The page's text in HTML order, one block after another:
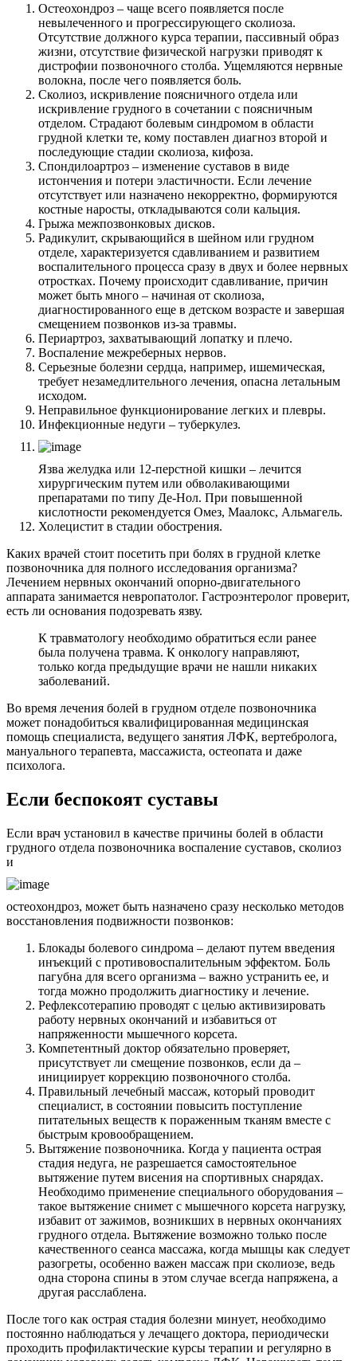
Остеохондроз – чаще всего появляется после
невылеченного и прогрессирующего сколиоза.
Отсутствие должного курса терапии, пассивный образ
жизни, отсутствие физической нагрузки приводят к
дистрофии позвоночного столба. Ущемляются нервные
волокна, после чего появляется боль.
Сколиоз, искривление поясничного отдела или
искривление грудного в сочетании с поясничным
отделом. Страдают болевым синдромом в области
грудной клетки те, кому поставлен диагноз второй и
последующие стадии сколиоза, кифоза.
Спондилоартроз – изменение суставов в виде
истончения и потери эластичности. Если лечение
отсутствует или назначено некорректно, формируются
костные наросты, откладываются соли кальция.
Грыжа межпозвонковых дисков.
Радикулит, скрывающийся в шейном или грудном
отделе, характеризуется сдавливанием и развитием
воспалительного процесса сразу в двух и более нервных
отростках. Почему происходит сдавливание, причин
может быть много – начиная от сколиоза,
диагностированного еще в детском возрасте и завершая
смещением позвонков из-за травмы.
Периартроз, захватывающий лопатку и плечо.
Воспаление межреберных нервов.
Серьезные болезни сердца, например, ишемическая,
требует незамедлительного лечения, опасна летальным
исходом.
Неправильное функционирование легких и плевры.
Инфекционные недуги – туберкулез.
Язва желудка или 12-перстной кишки – лечится
хирургическим путем или обволакивающими
препаратами по типу Де-Нол. При повышенной
кислотности рекомендуется Омез, Маалокс, Альмагель.
Холецистит в стадии обострения.
Каких врачей стоит посетить при болях в грудной клетке
позвоночника для полного исследования организма?
Лечением нервных окончаний опорно-двигательного
аппарата занимается невропатолог. Гастроэнтеролог проверит,
есть ли основания подозревать язву.
К травматологу необходимо обратиться если ранее
была получена травма. К онкологу направляют,
только когда предыдущие врачи не нашли никаких
заболеваний.
Во время лечения болей в грудном отделе позвоночника
может понадобиться квалифицированная медицинская
помощь специалиста, ведущего занятия ЛФК, вертебролога,
мануального терапевта, массажиста, остеопата и даже
психолога.
Если беспокоят суставы
Если врач установил в качестве причины болей в области
грудного отдела позвоночника воспаление суставов, сколиоз
и
остеохондроз, может быть назначено сразу несколько методов
восстановления подвижности позвонков:
Блокады болевого синдрома – делают путем введения
инъекций с противовоспалительным эффектом. Боль
пагубна для всего организма – важно устранить ее, и
тогда можно продолжить диагностику и лечение.
Рефлексотерапию проводят с целью активизировать
работу нервных окончаний и избавиться от
напряженности мышечного корсета.
Компетентный доктор обязательно проверяет,
присутствует ли смещение позвонков, если да –
инициирует коррекцию позвоночного столба.
Правильный лечебный массаж, который проводит
специалист, в состоянии повысить поступление
питательных веществ к пораженным тканям вместе с
быстрым кровообращением.
Вытяжение позвоночника. Когда у пациента острая
стадия недуга, не разрешается самостоятельное
вытяжение путем висения на спортивных снарядах.
Необходимо применение специального оборудования –
такое вытяжение снимет с мышечного корсета нагрузку,
избавит от зажимов, возникших в нервных окончаниях
грудного отдела. Вытяжение возможно только после
качественного сеанса массажа, когда мышцы как следует
разогреты, особенно важен массаж при сколиозе, ведь
одна сторона спины в этом случае всегда напряжена, а
другая расслаблена.
После того как острая стадия болезни минует, необходимо
постоянно наблюдаться у лечащего доктора, периодически
проходить профилактические курсы терапии и регулярно в